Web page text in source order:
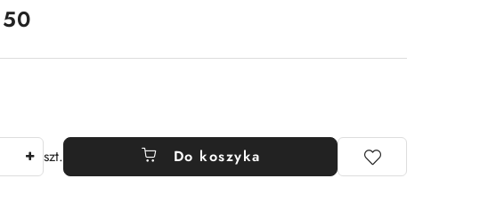
szt. Do koszyka